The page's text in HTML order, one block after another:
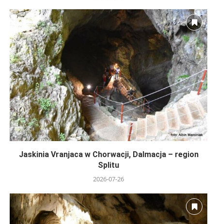
Jaskinia Vranjaca w Chorwacji, Dalmacja – region
Splitu
2026-07-26